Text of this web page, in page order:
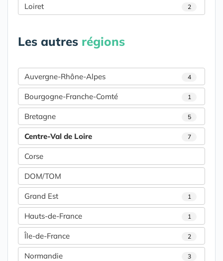
Loiret 2
Les autres régions
Auvergne-Rhône-Alpes 4
Bourgogne-Franche-Comté 1
Bretagne 5
Centre-Val de Loire 7
Corse
DOM/TOM
Grand Est 1
Hauts-de-France 1
Île-de-France 2
Normandie 3